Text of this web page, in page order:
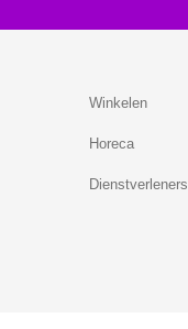
Winkelen
Horeca
Dienstverleners